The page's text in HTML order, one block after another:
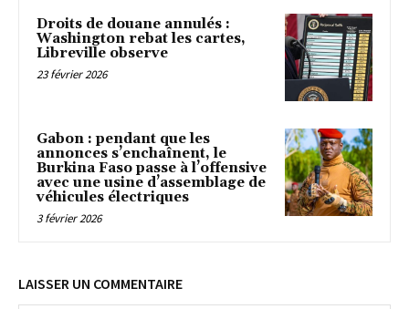
Droits de douane annulés :
Washington rebat les cartes,
Libreville observe
23 février 2026
Gabon : pendant que les
annonces s’enchaînent, le
Burkina Faso passe à l’offensive
avec une usine d’assemblage de
véhicules électriques
3 février 2026
LAISSER UN COMMENTAIRE